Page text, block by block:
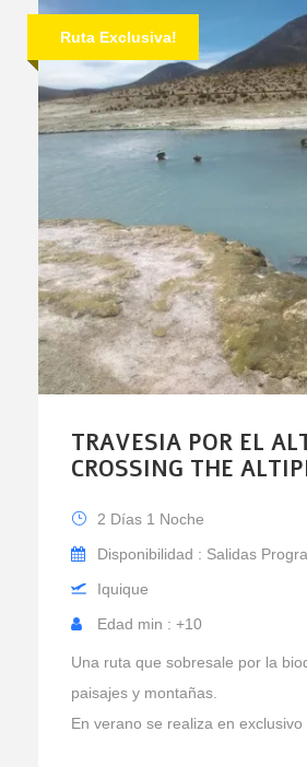
Ruta Exclusiva!
TRAVESIA POR EL
CROSSING THE
2 Días 1 Noche
Disponibilidad : Salidas
Iquique
Edad min : +10
Una ruta que sobresale por la
paisajes y montañas.
En verano se realiza en